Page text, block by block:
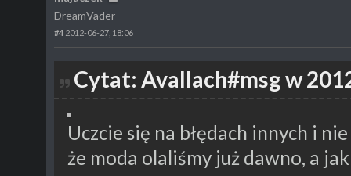
DreamVader
#4 2012-06-27, 18:06
Cytat: Avallach#msg w
Uczcie się na błędach innych i
że moda olaliśmy już dawno, a